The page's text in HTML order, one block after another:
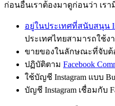
ก่อนอื่นเราต้องมาดูก่อนว่า เ
อยู่ในประเทศที่สนับสนุน
ประเทศไทยสามารถใช้ง
ขายของในลักษณะที่จับต้อ
ปฏิบัติตาม Facebook
ใช้บัญชี Instagram แบบ
บัญชี Instagram เชื่อมกับ